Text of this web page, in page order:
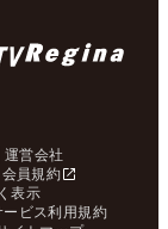
運営会社
会員規約
表示
ービス利用規約